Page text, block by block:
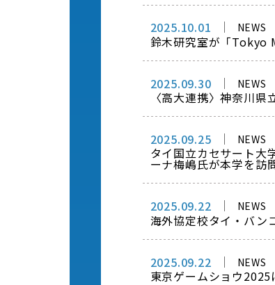
2025.10.01 NEWS
鈴木研究室が「Tokyo
2025.09.30 NEWS
〈高大連携〉神奈川
2025.09.25 NEWS
タイ国立カセサート大
ーナ梅嶋氏が本学を訪
2025.09.22 NEWS
海外協定校タイ・バン
2025.09.22 NEWS
東京ゲームショウ